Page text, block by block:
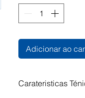
Adicionar ao
Carateristicas